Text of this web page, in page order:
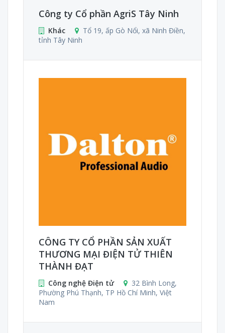
Công ty Cổ phần AgriS Tây Ninh
Khác
Tổ 19, ấp Gò Nổi, xã Ninh Điền,
tỉnh Tây Ninh
CÔNG TY CỔ PHẦN SẢN XUẤT
THƯƠNG MẠI ĐIỆN TỬ THIÊN
THÀNH ĐẠT
Công nghệ Điện tử
32 Bình Long,
Phường Phú Thạnh, TP Hồ Chí Minh, Việt
Nam